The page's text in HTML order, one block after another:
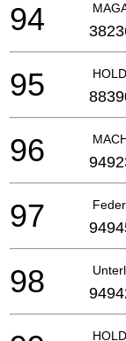
94
95
96
97
98